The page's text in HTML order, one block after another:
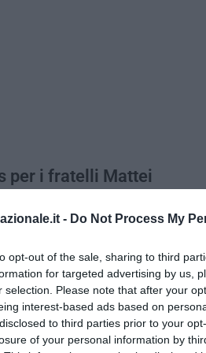
- Do Not Process My
opt-out of the sale, sharing to third
for targeted advertising by us,
selection. Please note that after your
interest-based ads based on
to third parties prior to your
of your personal information by
per i fratelli Mattei
inaugurata il 16 aprilealla
e il presidente del municipio XIV
Della Porta e all’associazione
va ad Antonella Mattei, una
dei suoi fratelli” – ha commentato
. Un atto dovuto verso
il commando diPotere Operaioche